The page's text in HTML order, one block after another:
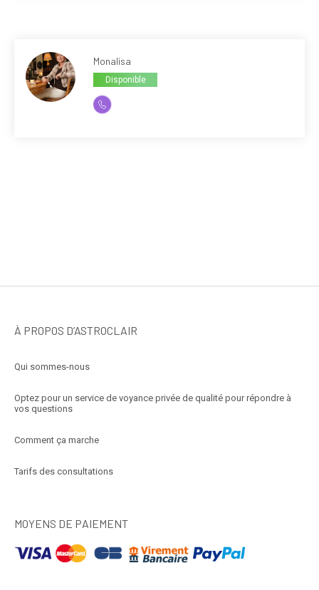
Monalisa
Disponible
À PROPOS D’ASTROCLAIR
Qui sommes-nous
Optez pour un service de voyance privée de qualité pour répondre à
vos questions
Comment ça marche
Tarifs des consultations
MOYENS DE PAIEMENT